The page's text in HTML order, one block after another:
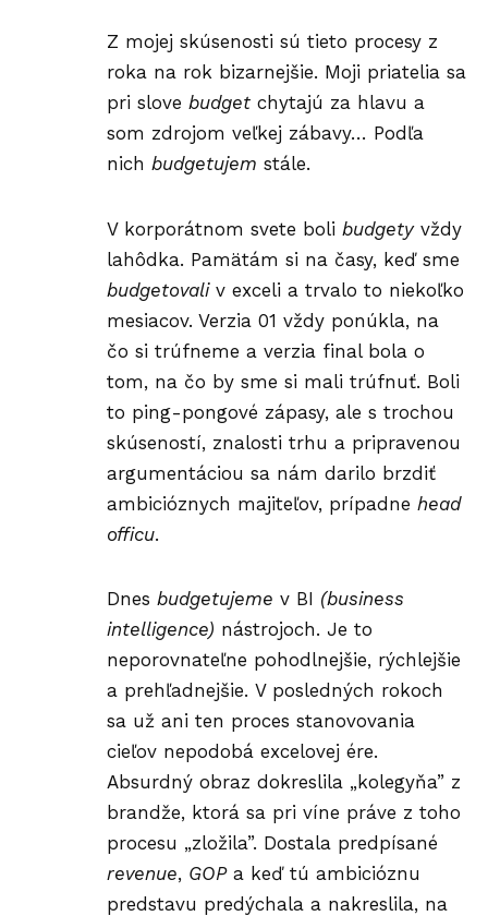
Z mojej skúsenosti sú tieto procesy z
roka na rok bizarnejšie. Moji priatelia sa
pri slove budget chytajú za hlavu a
som zdrojom veľkej zábavy… Podľa
nich budgetujem stále.
V korporátnom svete boli budgety vždy
lahôdka. Pamätám si na časy, keď sme
budgetovali v exceli a trvalo to niekoľko
mesiacov. Verzia 01 vždy ponúkla, na
čo si trúfneme a verzia final bola o
tom, na čo by sme si mali trúfnuť. Boli
to ping-pongové zápasy, ale s trochou
skúseností, znalosti trhu a pripravenou
argumentáciou sa nám darilo brzdiť
ambicióznych majiteľov, prípadne head
officu.
Dnes budgetujeme v BI (business
intelligence) nástrojoch. Je to
neporovnateľne pohodlnejšie, rýchlejšie
a prehľadnejšie. V posledných rokoch
sa už ani ten proces stanovovania
cieľov nepodobá excelovej ére.
Absurdný obraz dokreslila „kolegyňa” z
brandže, ktorá sa pri víne práve z toho
procesu „zložila”. Dostala predpísané
revenue, GOPa keď tú ambicióznu
predstavu predýchala a nakreslila, na